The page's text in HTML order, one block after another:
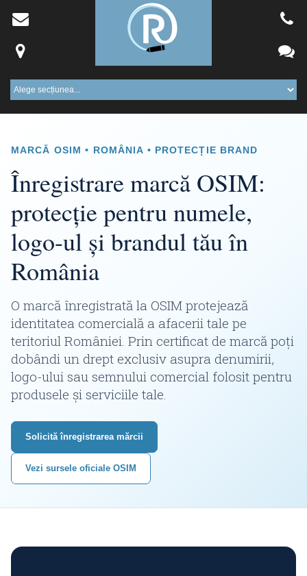
MARCĂ OSIM • ROMÂNIA • PROTECȚIE BRAND
Înregistrare marcă OSIM:
protecție pentru numele,
logo-ul și brandul tău în
România
O marcă înregistrată la OSIM protejează
identitatea comercială a afacerii tale pe
teritoriul României. Prin certificat de marcă poți
dobândi un drept exclusiv asupra denumirii,
logo-ului sau semnului comercial folosit pentru
produsele și serviciile tale.
Solicită înregistrarea mărcii
Vezi sursele oficiale OSIM